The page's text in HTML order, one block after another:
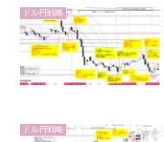
ドル円戦略
ドル円戦略